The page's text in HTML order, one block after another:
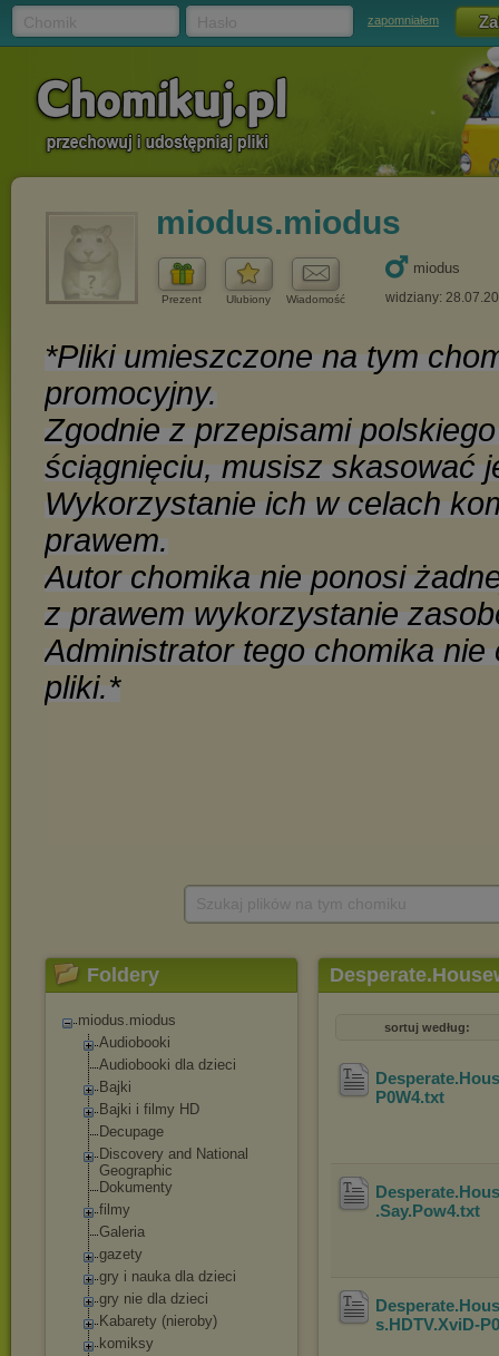
zapomniałem
miodus.miodus
Prezent Ulubiony Wiadomość
miodus
widziany:
Foldery
miodus.miodus
Audiobooki
Audiobooki dla dzieci
Bajki
Bajki i filmy HD
Decupage
Discovery and National
Geographic
Dokumenty
filmy
Galeria
gazety
gry i nauka dla dzieci
gry nie dla dzieci
Kabarety (nieroby)
komiksy
sortuj według:
P0W4.txt
.Say.Pow4.txt
s.HDTV.XviD-